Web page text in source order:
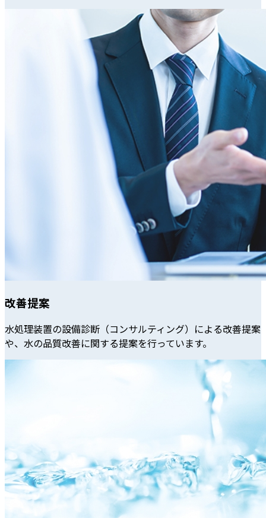
改善提案
水処理装置の設備診断（コンサルティング）による改善提案
や、水の品質改善に関する提案を行っています。